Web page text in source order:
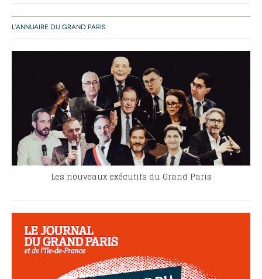
L’ANNUAIRE DU GRAND PARIS
Les nouveaux exécutifs du Grand Paris